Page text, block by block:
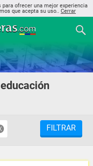
ofrecer una mejor experiencia
que acepta su uso.. Cerrar
FILTRAR